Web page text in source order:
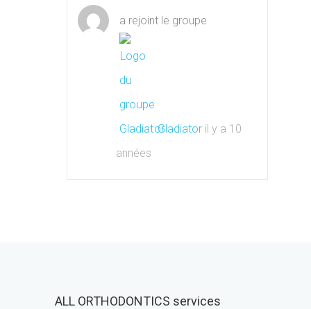
a rejoint le groupe
Gladiator il y a 10
années
ALL ORTHODONTICS services